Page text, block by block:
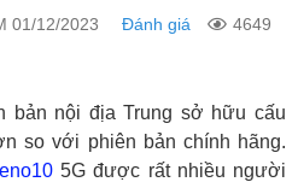
01/12/2023 Đánh giá
4649
bản nội địa Trung sở hữu cấu
so với phiên bản chính hãng.
5G được rất nhiều người